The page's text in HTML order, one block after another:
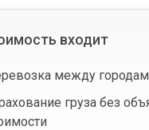
входит
между
груза без